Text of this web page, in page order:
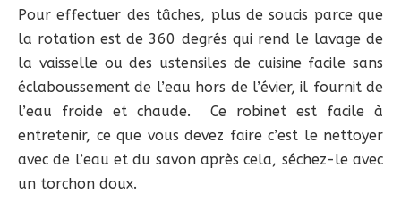
Pour effectuer des tâches, plus de soucis parce que
la rotation est de 360 degrés qui rend le lavage de
la vaisselle ou des ustensiles de cuisine facile sans
éclaboussement de l’eau hors de l’évier, il fournit de
l’eau froide et chaude. Ce robinet est facile à
entretenir, ce que vous devez faire c’est le nettoyer
avec de l’eau et du savon après cela, séchez-le avec
un torchon doux.